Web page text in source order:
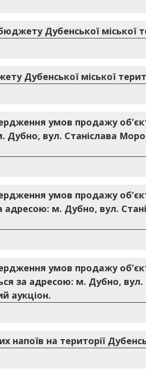
Дубенської міської
Дубенської міської
умов продажу
Дубно, вул. Станіслава
умов продажу
адресою: м. Дубно, вул.
умов продажу
за адресою: м. Дубно,
аукціон.
напоїв на території